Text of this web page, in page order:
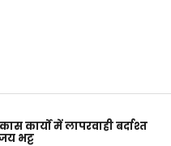
कार्यों में लापरवाही बर्दाश्त
भट्ट